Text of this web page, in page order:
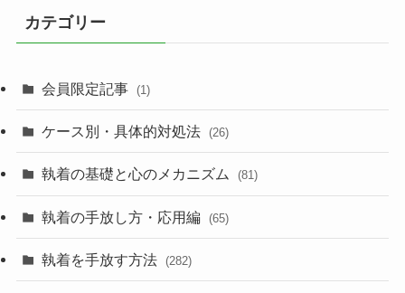
カテゴリー
会員限定記事 (1)
ケース別・具体的対処法 (26)
執着の基礎と心のメカニズム (81)
執着の手放し方・応用編 (65)
執着を手放す方法 (282)